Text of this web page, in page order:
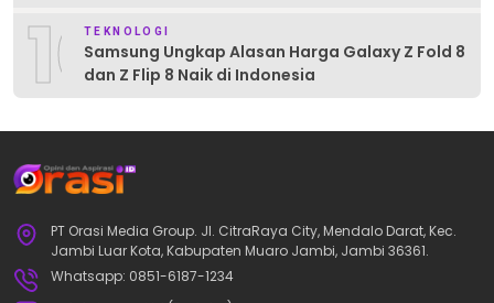
10TEKNOLOGI
Samsung Ungkap Alasan Harga Galaxy Z Fold 8
dan Z Flip 8 Naik di Indonesia
PT Orasi Media Group. Jl. CitraRaya City, Mendalo Darat, Kec.
Jambi Luar Kota, Kabupaten Muaro Jambi, Jambi 36361.
Whatsapp: 0851-6187-1234